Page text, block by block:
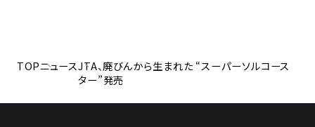
TOPニュースJTA、廃びんから生まれた “スーパーソルコース
ター”発売